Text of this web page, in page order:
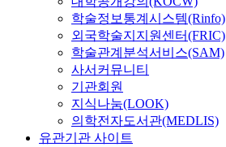
학술정보통계시스템(Rinfo)
외국학술지지원센터(FRIC)
학술관계분석서비스(SAM)
사서커뮤니티
기관회원
지식나눔(LOOK)
의학전자도서관(MEDLIS)
유관기관 사이트